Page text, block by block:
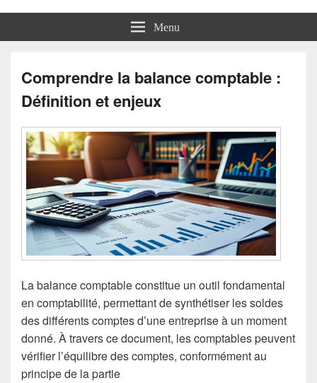
CCF Menu
Comprendre la balance comptable :
Définition et enjeux
La balance comptable constitue un outil fondamental
en comptabilité, permettant de synthétiser les soldes
des différents comptes d’une entreprise à un moment
donné. À travers ce document, les comptables peuvent
vérifier l’équilibre des comptes, conformément au
principe de la partie